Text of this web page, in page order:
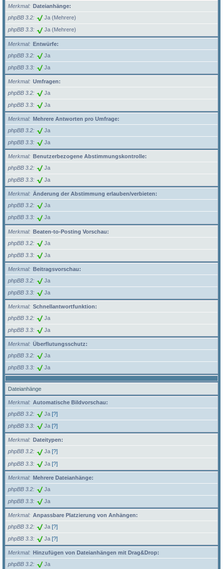
Merkmal
Dateianhänge:
phpBB 3.2
Ja (Mehrere)
phpBB 3.3 Ja (Mehrere)
Merkmal
Entwürfe:
phpBB 3.2
Ja
phpBB 3.3 Ja
Merkmal
Umfragen:
phpBB 3.2
Ja
phpBB 3.3 Ja
Merkmal
Mehrere Antworten pro Umfrage:
phpBB 3.2
Ja
phpBB 3.3 Ja
Merkmal
Benutzerbezogene Abstimmungskontrolle:
phpBB 3.2
Ja
phpBB 3.3 Ja
Merkmal
Änderung der Abstimmung erlauben/verbieten:
phpBB 3.2
Ja
phpBB 3.3 Ja
Merkmal
Beaten-to-Posting Vorschau:
phpBB 3.2
Ja
phpBB 3.3 Ja
Merkmal
Beitragsvorschau:
phpBB 3.2
Ja
phpBB 3.3 Ja
Merkmal
Schnellantwortfunktion:
phpBB 3.2
Ja
phpBB 3.3 Ja
Merkmal
Überflutungsschutz:
phpBB 3.2
Ja
phpBB 3.3 Ja
Dateianhänge
Merkmal
Automatische Bildvorschau:
phpBB 3.2
Ja [?]
phpBB 3.3 Ja [?]
Merkmal
Dateitypen:
phpBB 3.2
Ja [?]
phpBB 3.3 Ja [?]
Merkmal
Mehrere Dateianhänge:
phpBB 3.2
Ja
phpBB 3.3 Ja
Merkmal
Anpassbare Platzierung von Anhängen:
phpBB 3.2
Ja [?]
phpBB 3.3 Ja [?]
Merkmal
Hinzufügen von Dateianhängen mit Drag&Drop:
phpBB 3.2
Ja